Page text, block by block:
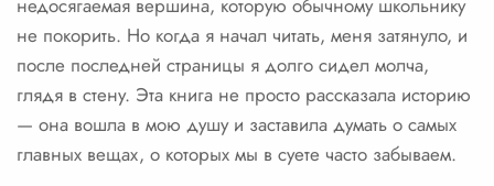
недосягаемая вершина, которую обычному школьнику
не покорить. Но когда я начал читать, меня затянуло, и
после последней страницы я долго сидел молча,
глядя в стену. Эта книга не просто рассказала историю
— она вошла в мою душу и заставила думать о самых
главных вещах, о которых мы в суете часто забываем.